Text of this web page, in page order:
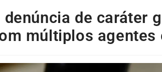
denúncia de caráter
múltiplos agentes